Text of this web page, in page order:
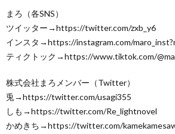
まろ（各SNS）
ツイッター→https://twitter.com/zxb_y6
インスタ→https://instagram.com/
ティクトック→https://www.tiktok.com/
株式会社まろメンバー（Twitter）
兎→https://twitter.com/usagi355
しも→https://twitter.com/Re_lightnovel
かめきち→https://twitter.com/